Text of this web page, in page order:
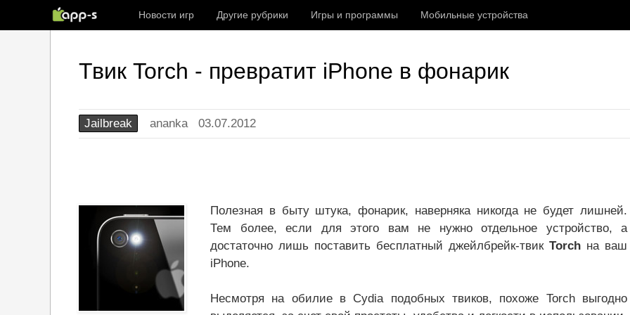
Новости игр Другие рубрики Игры и программы Мобильные устройства
Твик Torch - превратит iPhone в фонарик
Jailbreak ananka 03.07.2012
Полезная в быту штука, фонарик, наверняка никогда не будет лишней.
Тем более, если для этого вам не нужно отдельное устройство, а
достаточно лишь поставить бесплатный джейлбрейк-твик Torch на ваш
iPhone.
Несмотря на обилие в Cydia подобных твиков, похоже Torch выгодно